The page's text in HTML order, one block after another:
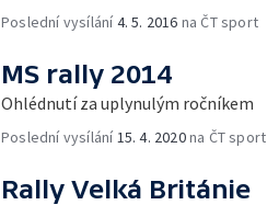
Poslední vysílání4. 5. 2016 na ČT sport
MS rally 2014
Ohlédnutí za uplynulým ročníkem
Poslední vysílání 15. 4. 2020na ČT sport
Rally Velká Británie